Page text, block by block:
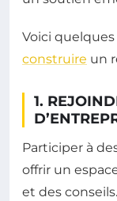
Voici
construire un
1.
Participer à
offrir un
et des